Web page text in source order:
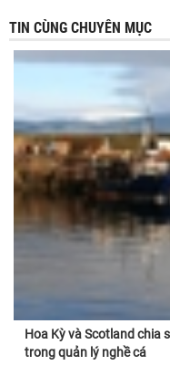
TIN CÙNG CHUYÊN MỤC
Hoa Kỳ và Scotland chia
trong quản lý nghề cá